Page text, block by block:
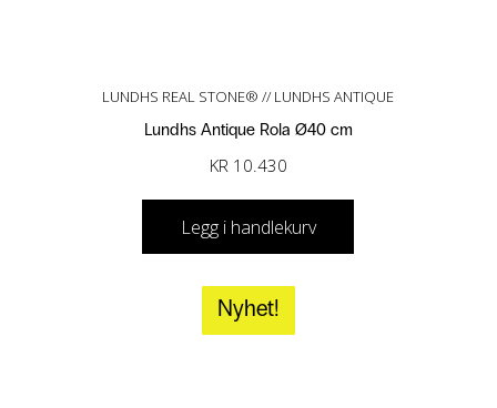
LUNDHS REAL STONE® // LUNDHS ANTIQUE
Lundhs Antique Rola Ø40 cm
KR 10.430
Legg i handlekurv
Nyhet!